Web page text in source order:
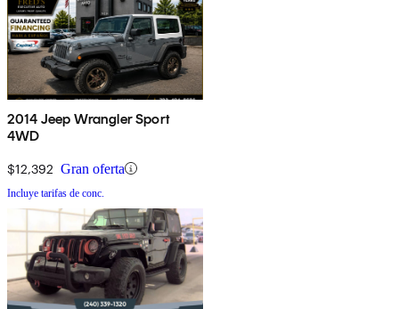
2014 Jeep Wrangler Sport
4WD
$12,392 Gran oferta
Incluye tarifas de conc.